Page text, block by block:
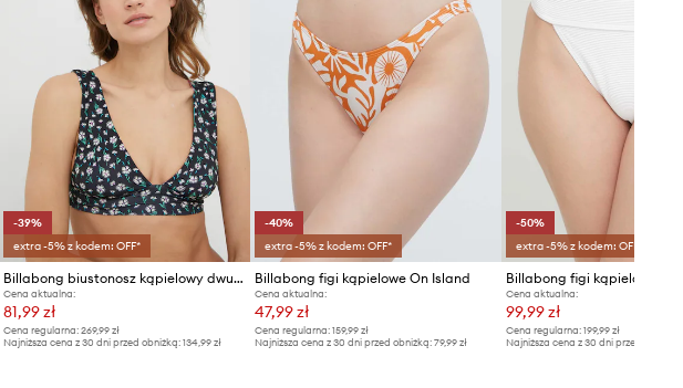
-39%
extra -5% z kodem: OFF*
Billabong biustonosz kąpielowy dwustronny
Cena aktualna:
81,99 zł
Cena regularna: 269,99 zł
Najniższa cena z 30 dni przed obniżką: 134,99 zł
-40%
extra -5% z kodem: OFF*
Billabong figi kąpielowe On Island
Cena aktualna:
47,99 zł
Cena regularna:159,99 zł
Najniższa cena z 30 dni przed obniżką:79,99 zł
-50%
extra -5% z kodem: OFF*
Billabong figi kąpielowe
Cena aktualna:
99,99 zł
Cena regularna: 199,99 zł
Najniższa cena z 30 dni przed obniżką: